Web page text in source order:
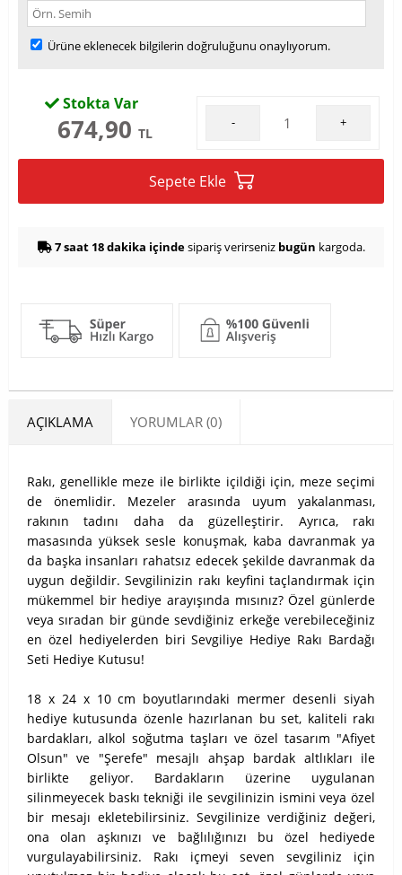
Ürüne eklenecek bilgilerin doğruluğunu onaylıyorum.
Stokta Var
674,90 TL
- +
Sepete Ekle
7 saat 18 dakika içindesipariş verirseniz bugün kargoda.
AÇIKLAMA YORUMLAR (0)
Rakı, genellikle meze ile birlikte içildiği için, meze seçimi
de önemlidir. Mezeler arasında uyum yakalanması,
rakının tadını daha da güzelleştirir. Ayrıca, rakı
masasında yüksek sesle konuşmak, kaba davranmak ya
da başka insanları rahatsız edecek şekilde davranmak da
uygun değildir. Sevgilinizin rakı keyfini taçlandırmak için
mükemmel bir hediye arayışında mısınız? Özel günlerde
veya sıradan bir günde sevdiğiniz erkeğe verebileceğiniz
en özel hediyelerden biri Sevgiliye Hediye Rakı Bardağı
Seti Hediye Kutusu!
18 x 24 x 10 cm boyutlarındaki mermer desenli siyah
hediye kutusunda özenle hazırlanan bu set, kaliteli rakı
bardakları, alkol soğutma taşları ve özel tasarım "Afiyet
Olsun" ve "Şerefe" mesajlı ahşap bardak altlıkları ile
birlikte geliyor. Bardakların üzerine uygulanan
silinmeyecek baskı tekniği ile sevgilinizin ismini veya özel
bir mesajı ekletebilirsiniz. Sevgilinize verdiğiniz değeri,
ona olan aşkınızı ve bağlılığınızı bu özel hediyede
vurgulayabilirsiniz. Rakı içmeyi seven sevgiliniz için